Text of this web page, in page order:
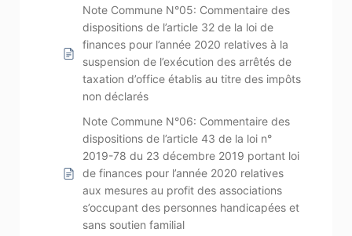
Note Commune N°05: Commentaire des
dispositions de l’article 32 de la loi de
finances pour l’année 2020 relatives à la
suspension de l’exécution des arrêtés de
taxation d’office établis au titre des impôts
non déclarés
Note Commune N°06: Commentaire des
dispositions de l’article 43 de la loi n°
2019-78 du 23 décembre 2019 portant loi
de finances pour l’année 2020 relatives
aux mesures au profit des associations
s’occupant des personnes handicapées et
sans soutien familial